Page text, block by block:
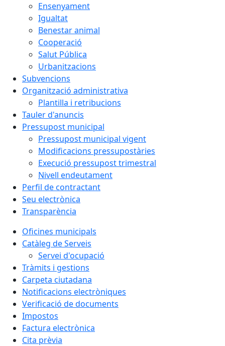
Ensenyament
Igualtat
Benestar animal
Cooperació
Salut Pública
Urbanitzacions
Subvencions
Organització administrativa
Plantilla i retribucions
Tauler d'anuncis
Pressupost municipal
Pressupost municipal vigent
Modificacions pressupostàries
Execució pressupost trimestral
Nivell endeutament
Perfil de contractant
Seu electrònica
Transparència
Oficines municipals
Catàleg de Serveis
Servei d'ocupació
Tràmits i gestions
Carpeta ciutadana
Notificacions electròniques
Verificació de documents
Impostos
Factura electrònica
Cita prèvia